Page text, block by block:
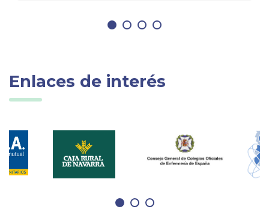
conviene recordar algunas medidas de
que nunca cuando se trata de hablar de este
Enlaces de interés